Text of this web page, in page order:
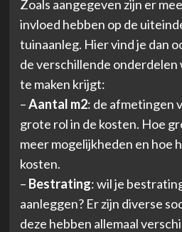
Zoals aangegeven zijn er
invloed hebben op de
tuinaanleg. Hier vind je dan
de verschillende onderdelen
te maken krijgt:
–Aantal m2: de afmetingen
grote rol in de kosten. Hoe
meer mogelijkheden en hoe
kosten.
– Bestrating: wil je
aanleggen? Er zijn diverse
deze hebben allemaal